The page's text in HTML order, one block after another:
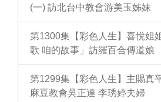
(一) 訪北台中教會游美玉姊妹
第1300集【彩色人生】喜悅姐
歌 咱的故事」訪羅百合傳道娘
第1299集【彩色人生】主賜真
麻豆教會吳正達 李琇婷夫婦